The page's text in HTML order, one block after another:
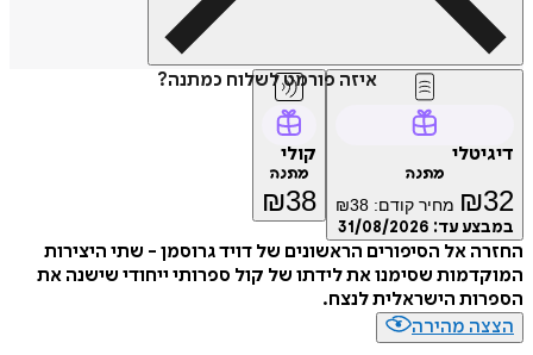
איזה פורמט לשלוח כמתנה?
דיגיטלי
מתנה
₪32 מחיר קודם: ₪38
במבצע עד: 31/08/2026
קולי
מתנה
₪38
החזרה אל הסיפורים הראשונים של דויד גרוסמן - שתי היצירות
המוקדמות שסימנו את לידתו של קול ספרותי ייחודי שישנה את
הספרות הישראלית לנצח.
הצצה מהירה